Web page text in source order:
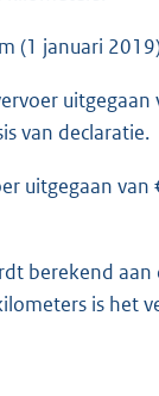
(1 januari
uitgegaan
van declaratie.
uitgegaan
berekend aan
is het